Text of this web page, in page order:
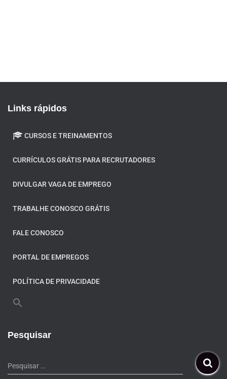
Links rápidos
CURSOS E TREINAMENTOS
CURRÍCULOS GRÁTIS PARA RECRUTADORES
DIVULGAR VAGA DE EMPREGO
TRABALHE CONOSCO GRÁTIS
FALE CONOSCO
PORTAL DE EMPREGOS
POLÍTICA DE PRIVACIDADE
Pesquisar
Pesquisar …